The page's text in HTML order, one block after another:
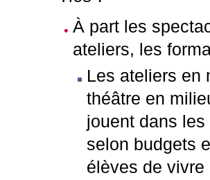
À part les
ateliers, les
Les ateliers en
théâtre en
jouent dans
selon budgets
élèves de vivre